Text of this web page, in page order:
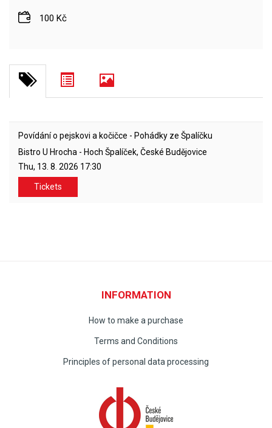
100 Kč
Povídání o pejskovi a kočičce - Pohádky ze Špalíčku
Bistro U Hrocha - Hoch Špalíček, České Budějovice
Thu, 13. 8. 2026 17:30
Tickets
INFORMATION
How to make a purchase
Terms and Conditions
Principles of personal data processing